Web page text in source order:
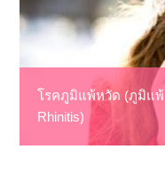
โรคภูมิแพ้หวัด (ภูมิแพ้
Rhinitis)